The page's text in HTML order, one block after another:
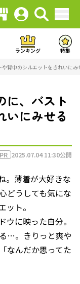
ランキング 特集
背中のシルエットをきれいに
に、バスト
いにみせる
PR 2025.07.04 11:30公開
。薄着が大好きな
どうしても気にな
ト。
に映った自分。
…。きりっと爽や
なんだか思ってた